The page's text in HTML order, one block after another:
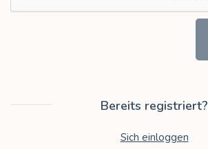
Bereits registriert?
Sich einloggen